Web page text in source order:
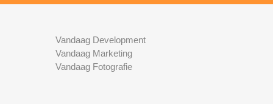
Vandaag Development
Vandaag Marketing
Vandaag Fotografie